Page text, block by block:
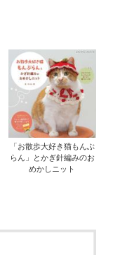
「お散歩大好き猫もんぶ
らん」とかぎ針編みのお
めかしニット